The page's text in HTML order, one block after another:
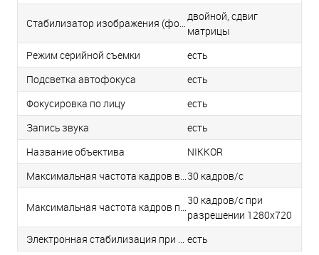
Стабилизатор изображения (фотосъемка)
двойной, сдвиг
матрицы
Режим серийной съемки
есть
Подсветка автофокуса
есть
Фокусировка по лицу
есть
Запись звука
есть
Название объектива
NIKKOR
Максимальная частота кадров видеоролика30 кадров/с
Максимальная частота кадров при съемке HD-видео
30 кадров/с при
разрешении 1280x720
Электронная стабилизация при видеосъемке есть